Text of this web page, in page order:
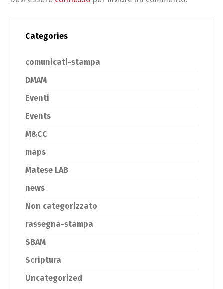
Categories
comunicati-stampa
DMAM
Eventi
Events
M&CC
maps
Matese LAB
news
Non categorizzato
rassegna-stampa
SBAM
Scriptura
Uncategorized